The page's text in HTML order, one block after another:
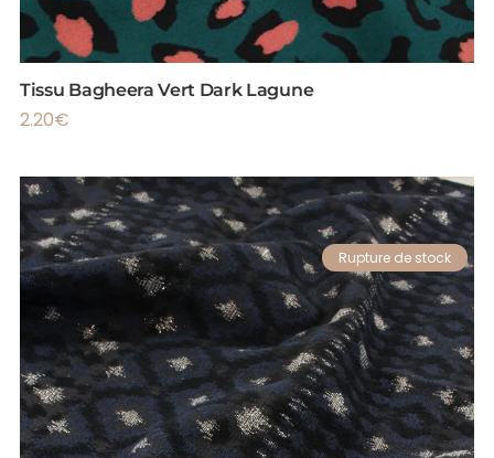
Tissu Bagheera Vert Dark Lagune
2.20€
Rupture de stock